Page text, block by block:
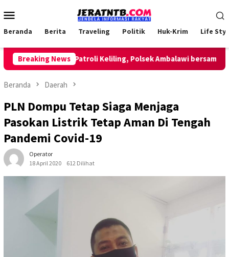
ke
Mobile
Beranda Berita Traveling Politik Huk-Krim Life
Breaking News
Lakukan Patroli Keliling, Polsek Ambalawi bersama TNI
Beranda Daerah
PLN Dompu Tetap Siaga Menjaga
Pasokan Listrik Tetap Aman Di Tengah
Pandemi Covid-19
Operator
18 April 2020
612 Dilihat